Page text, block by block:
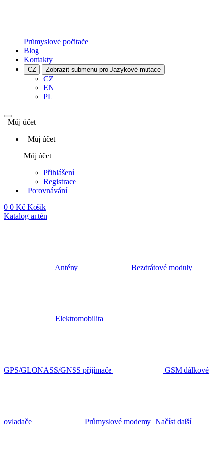
Průmyslové počítače
Blog
Kontakty
CZ Zobrazit submenu pro Jazykové mutace
CZ
EN
PL
Můj účet
Můj účet
Můj účet
Přihlášení
Registrace
Porovnávání
0 0 Kč Košík
Katalog antén
Antény Bezdrátové moduly
Elektromobilita
GPS/GLONASS/GNSS přijímače GSM dálkové
ovladače Průmyslové modemy Načíst další